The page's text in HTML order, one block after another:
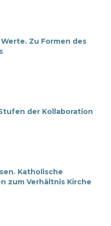
Zu Formen des
der Kollaboration
Katholische
zum Verhältnis Kirche